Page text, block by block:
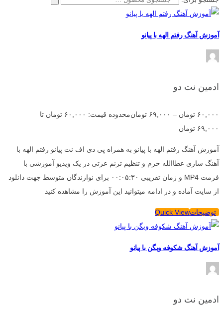
آموزش آهنگ رفتم الهه با پیانو
ادمین نت دو
۶۰,۰۰۰ تومان – ۶۹,۰۰۰ تومان
محدوده قیمت: ۶۰,۰۰۰ تومان تا
۶۹,۰۰۰ تومان
آموزش آهنگ رفتم الهه با پیانو به همراه پی دی اف نت پیانو رفتم الهه با
آهنگ سازی عطاالله خرم و تنظیم ترنم عزتی در یک ویدیو آموزشی با
فرمت MP4 و زمان تقریبی ۰۰:۰۵:۳۰ برای نوازندگان متوسط جهت دانلود
از سایت آماده و در ادامه میتوانید این آموزش را مشاهده کنید
توضیحاتQuick View
آموزش آهنگ شکوفه ویگن با پیانو
ادمین نت دو